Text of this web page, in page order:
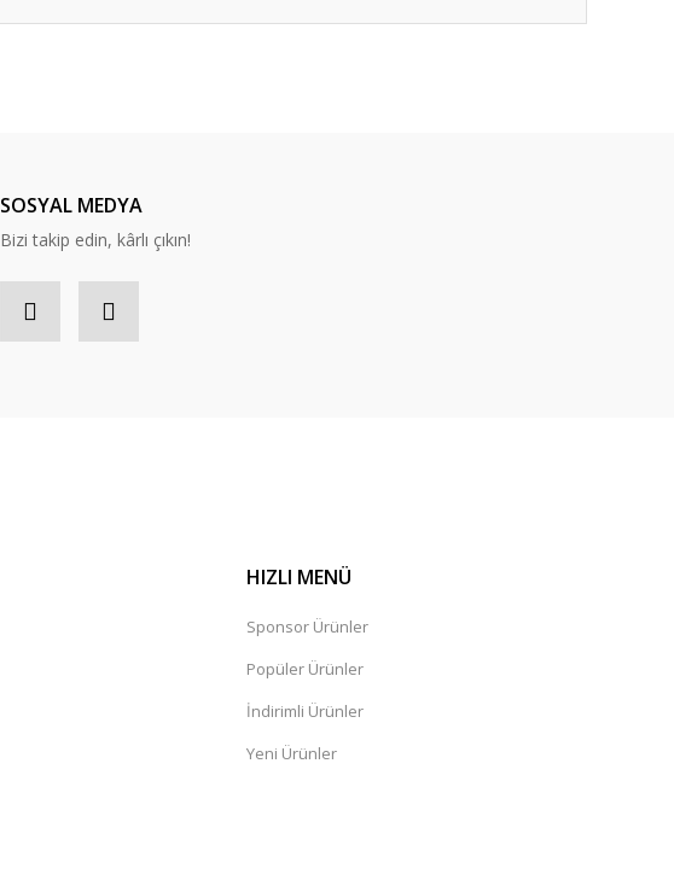
SOSYAL MEDYA
Bizi takip edin, kârlı çıkın!
HIZLI MENÜ
Sponsor Ürünler
Popüler Ürünler
İndirimli Ürünler
Yeni Ürünler